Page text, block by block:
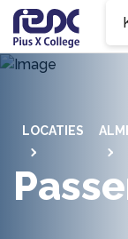
LOCATIES